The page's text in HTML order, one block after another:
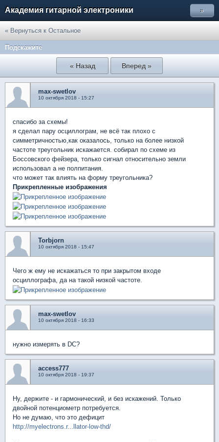
Академия гитарной электроники »
« Вернуться к Остальное
Подскажите
« Назад Вперед »
max-swetlov
10 октября 2018 - 15:27
спасибо за схемы!
я сделал пару осциллограм, не всё так плохо с
симметричностью,как оказалось, только на более низкой
частоте треугольник искажается. собирал по схеме из
Боссовского фейзера, только сигнал относительно земли
использовал а не полпитания.
что может так влиять на форму треугольника?
Прикрепленные изображения
Torbjorn
10 октября 2018 - 15:47
Чего ж ему не искажаться то при закрытом входе
осциллографа, да на такой низкой частоте.
max-swetlov
10 октября 2018 - 16:33
нужно измерять в DC?
access777
10 октября 2018 - 19:37
Ну, держите - и гармонический, и без искажений. Только
двойной потенциометр потребуется.
Но не думаю, что это дефицит
http://myelectrons.r...llator-low-thd/